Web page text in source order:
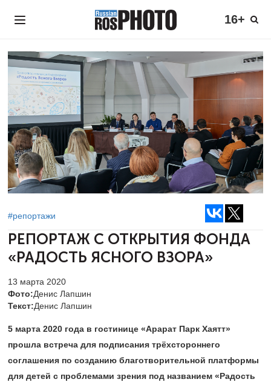
16+
#репортажи
РЕПОРТАЖ С ОТКРЫТИЯ ФОНДА
«РАДОСТЬ ЯСНОГО ВЗОРА»
13 марта 2020
Фото:Денис Лапшин
Текст:Денис Лапшин
5 марта 2020 года в гостинице «Арарат Парк Хаятт»
прошла встреча для подписания трёхстороннего
соглашения по созданию благотворительной платформы
для детей с проблемами зрения под названием «Радость